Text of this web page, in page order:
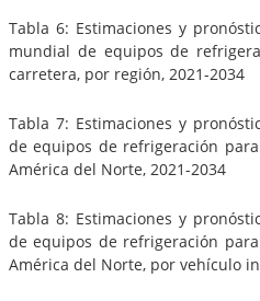
Tabla 6: Estimaciones y
mundial de equipos de
carretera, por región, 2021-2034
Tabla 7: Estimaciones y
de equipos de refrigeración
América del Norte, 2021-2034
Tabla 8: Estimaciones y
de equipos de refrigeración
América del Norte, por vehículo